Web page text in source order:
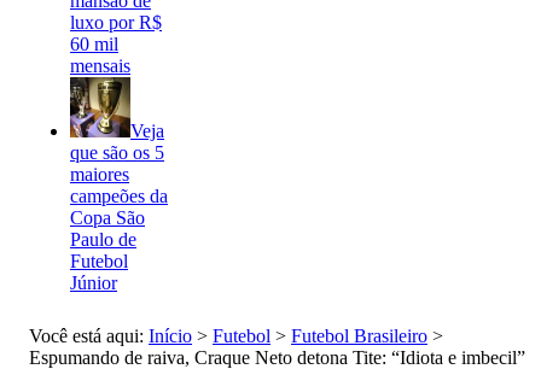
luxo por R$
60 mil
mensais
Veja
que são os 5
maiores
campeões da
Copa São
Paulo de
Futebol
Júnior
Você está aqui: Início > Futebol > Futebol Brasileiro >
Espumando de raiva, Craque Neto detona Tite: “Idiota e imbecil”